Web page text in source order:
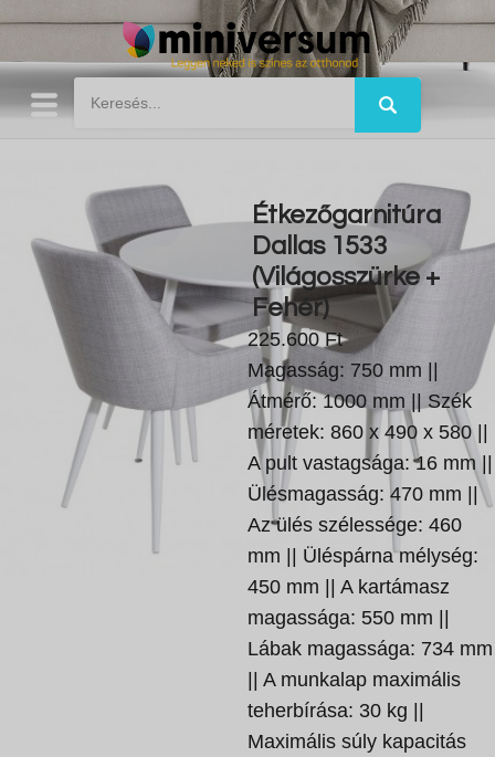
Étkezőgarnitúra
Dallas 1533
(Világosszürke +
Fehér)
225.600 Ft
Magasság: 750 mm ||
Átmérő: 1000 mm || Szék
méretek: 860 x 490 x 580 ||
A pult vastagsága: 16 mm ||
Ülésmagasság: 470 mm ||
Az ülés szélessége: 460
mm || Üléspárna mélység:
450 mm || A kartámasz
magassága: 550 mm ||
Lábak magassága: 734 mm
|| A munkalap maximális
teherbírása: 30 kg ||
Maximális súly kapacitás